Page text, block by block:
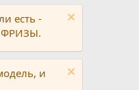
есть -
ФРИЗЫ.
и